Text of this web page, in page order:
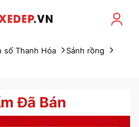
số Thanh Hóa
Sảnh rồng
Đã Bán